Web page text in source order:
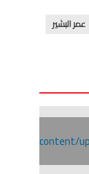
عمر البشير